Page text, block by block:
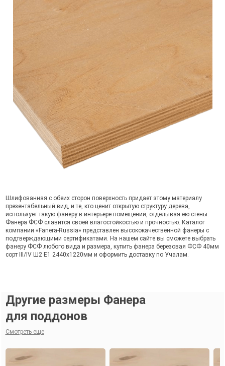
Шлифованная с обеих сторон поверхность придает этому материалу
презентабельный вид, и те, кто ценит открытую структуру дерева,
использует такую фанеру в интерьере помещений, отделывая ею стены.
Фанера ФСФ славится своей влагостойкостью и прочностью. Каталог
компании «Fanera-Russia» представлен высококачественной фанеры с
подтверждающими сертификатами. На нашем сайте вы сможете выбрать
фанеру ФСФ любого вида и размера, купить фанера березовая ФСФ 40мм
сорт III/IV Ш2 Е1 2440x1220мм и оформить доставку по Учалам.
Другие размеры Фанера
для поддонов
Смотреть еще